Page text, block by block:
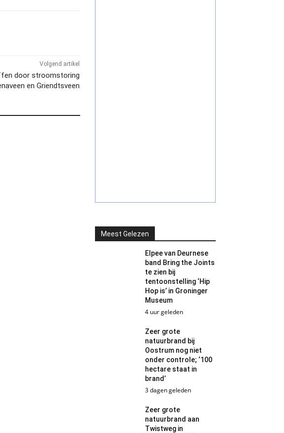
Volgend artikel
door stroomstoring
en Griendtsveen
Meest Gelezen
Elpee van Deurnese
band Bring the Joints
te zien bij
tentoonstelling ‘Hip
Hop is’ in Groninger
Museum
4 uur geleden
Zeer grote
natuurbrand bij
Oostrum nog niet
onder controle; ‘100
hectare staat in
brand’
3 dagen geleden
Zeer grote
natuurbrand aan
Twistweg in